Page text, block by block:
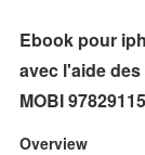
Ebook pour
avec l'aide
MOBI
Overview